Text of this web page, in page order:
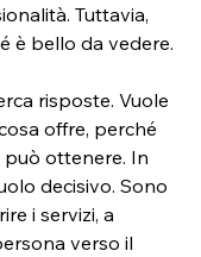
Tuttavia,
è bello da vedere.
risposte. Vuole
offre, perché
ottenere. In
decisivo. Sono
i servizi, a
verso il